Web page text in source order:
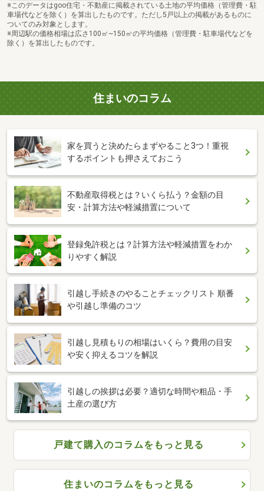
※このデータはgoo住宅・不動産に掲載されている土地の平均価格（管理費・駐
車場代などを除く）を算出したものです。ただし5戸以上の掲載があるものに
ついてのみ対象とします。
※周辺駅の価格相場は広さ100㎡~150㎡の平均価格（管理費・駐車場代などを
除く）を算出したものです。
住まいのコラム
家を買うと決めたらまずやること3つ！重視
するポイントも押さえておこう
不動産取得税とは？いくら払う？金額の目
安・計算方法や軽減措置について
登録免許税とは？計算方法や軽減措置をわか
りやすく解説
引越し手続きのやることチェックリスト 順番
や引越し準備のコツ
引越し見積もりの相場はいくら？費用の目安
や安く抑えるコツを解説
引越しの挨拶は必要？適切な時間や粗品・手
土産の選び方
戸建て購入のコラムをもっと見る
住まいのコラムをもっと見る